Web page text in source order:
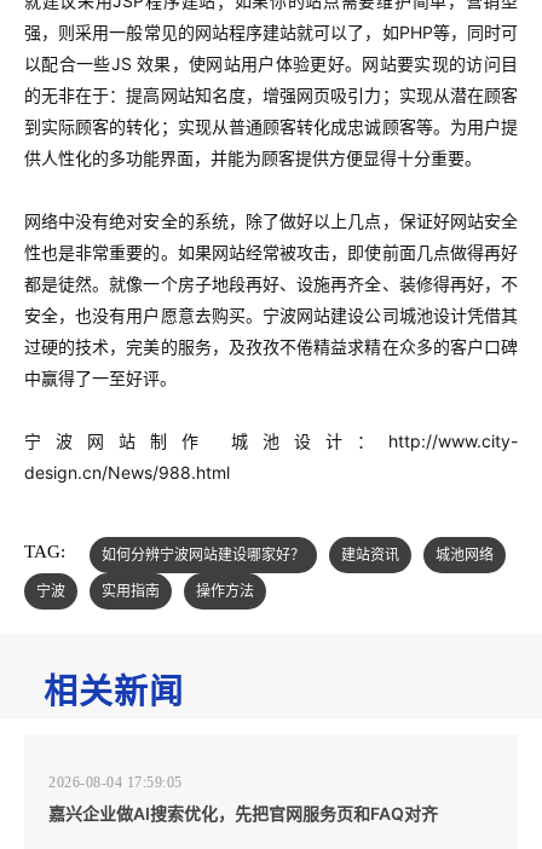
强，则采用一般常见的网站程序建站就可以了，如PHP等，同时可
以配合一些JS 效果，使网站用户体验更好。网站要实现的访问目
的无非在于：提高网站知名度，增强网页吸引力；实现从潜在顾客
到实际顾客的转化；实现从普通顾客转化成忠诚顾客等。为用户提
供人性化的多功能界面，并能为顾客提供方便显得十分重要。
网络中没有绝对安全的系统，除了做好以上几点，保证好网站安全
性也是非常重要的。如果网站经常被攻击，即使前面几点做得再好
都是徒然。就像一个房子地段再好、设施再齐全、装修得再好，不
安全，也没有用户愿意去购买。宁波网站建设公司城池设计凭借其
过硬的技术，完美的服务，及孜孜不倦精益求精在众多的客户口碑
中赢得了一至好评。
宁波网站制作 城池设计：http://www.city-
design.cn/News/988.html
TAG: 如何分辨宁波网站建设哪家好？ 建站资讯
城池网络
宁波
实用指南 操作方法
相关新闻
2026-08-04 17:59:05
嘉兴企业做AI搜索优化，先把官网服务页和FAQ对齐